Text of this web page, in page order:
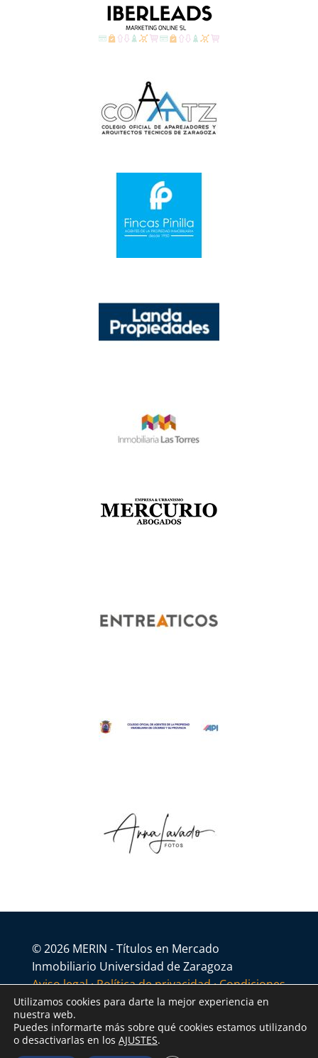
© 2026 MERIN - Títulos en Mercado
Inmobiliario Universidad de Zaragoza
Aviso legal·Política de privacidad·Condiciones
generales
Utilizamos cookies para darte la mejor experiencia en
nuestra web.
Puedes informarte más sobre qué cookies estamos utilizando
o desactivarlas en los AJUSTES.